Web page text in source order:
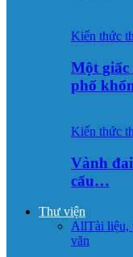
Kiến thức
Một giấc
phố
Kiến thức
Vành
cấu…
Thư viện
AllTài liệu,
văn